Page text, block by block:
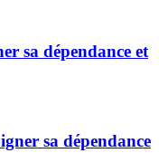
sa dépendance et
sa dépendance